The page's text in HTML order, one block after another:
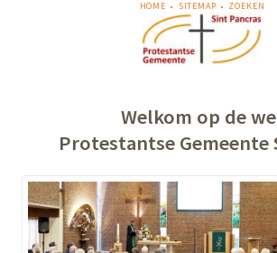
NAVIGATIE
OVERSLAAN
HOME SITEMAP ZOEKEN
Welkom op de
Protestantse Gemeente